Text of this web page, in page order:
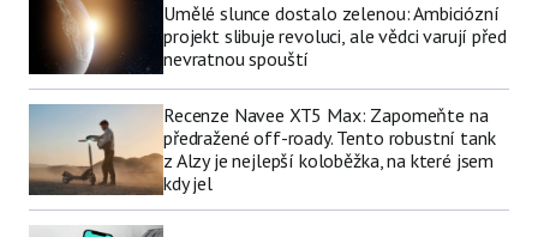
Umělé slunce dostalo zelenou: Ambiciózní
projekt slibuje revoluci, ale vědci varují před
nevratnou spouští
Recenze Navee XT5 Max: Zapomeňte na
předražené off-roady. Tento robustní tank
z Alzy je nejlepší koloběžka, na které jsem
kdy jel